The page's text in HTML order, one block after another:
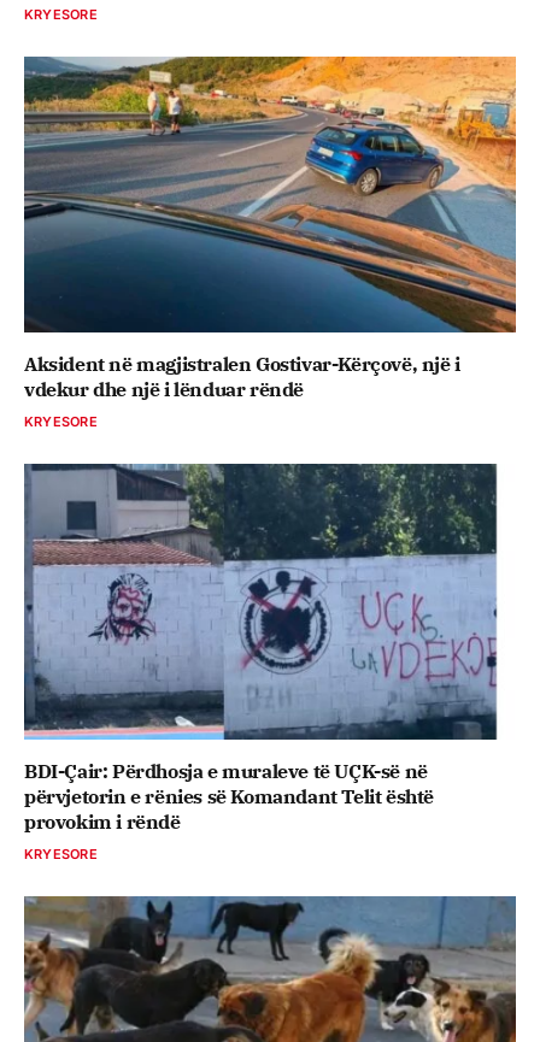
KRYESORE
Aksident në magjistralen Gostivar-Kërçovë, një i
vdekur dhe një i lënduar rëndë
KRYESORE
BDI-Çair: Përdhosja e muraleve të UÇK-së në
përvjetorin e rënies së Komandant Telit është
provokim i rëndë
KRYESORE